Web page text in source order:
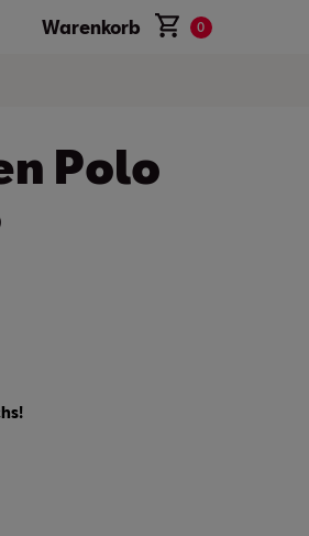
Warenkorb 0
Polo